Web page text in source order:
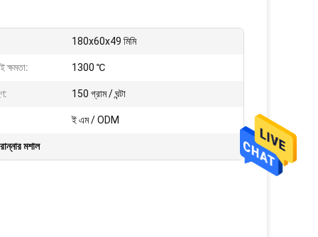
180x60x49 মিমি
ক্ষমতা: 1300 ℃
150 গ্রাম / ঘন্টা
ই এম / ODM
মশাল